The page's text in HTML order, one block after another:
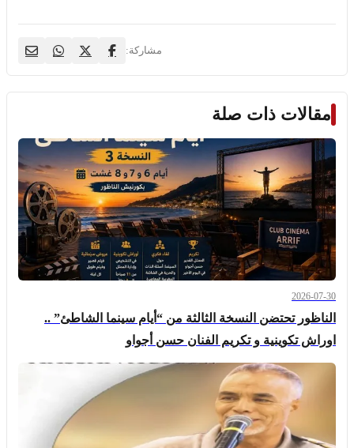
مشاركة:
مقالات ذات صلة
2026-07-30
الناظور تحتضن النسخة الثالثة من “أيام سينما الشاطئ” ..
اوراش تكوينية و تكريم الفنان حسن أجواو